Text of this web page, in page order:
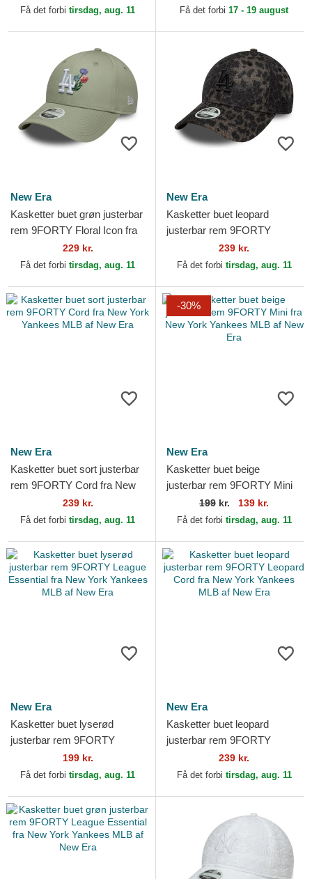
York Yankees MLB af New
Få det forbi tirsdag, aug. 11
EraFå det forbi 17 - 19 august
New Era
Kasketter buet grøn justerbar
rem 9FORTY Floral Icon fra
Los Angeles Dodgers MLB af
New Era
229 kr.
Få det forbi tirsdag, aug. 11
New Era
Kasketter buet leopard
justerbar rem 9FORTY
Leopard Cosy fra Los
Angeles Dodgers MLB af
239 kr.
Få det forbi tirsdag, aug. 11
New Era
Kasketter buet sort justerbar
rem 9FORTY Cord fra New
York Yankees MLB af New
Era
239 kr.
Få det forbi tirsdag, aug. 11
-30%
New Era
Kasketter buet beige
justerbar rem 9FORTY Mini
fra New York Yankees MLB
af New Era
199 kr. 139 kr.
Få det forbi tirsdag, aug. 11
New Era
Kasketter buet lyserød
justerbar rem 9FORTY
League Essential fra New
York Yankees MLB af New
199 kr.
Få det forbi tirsdag, aug. 11
New Era
Kasketter buet leopard
justerbar rem 9FORTY
Leopard Cord fra New York
Yankees MLB af New Era
239 kr.
Få det forbi tirsdag, aug. 11